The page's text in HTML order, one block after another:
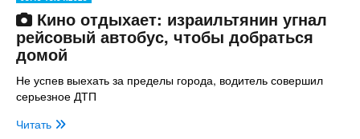
Кино отдыхает: израильтянин угнал
рейсовый автобус, чтобы добраться
домой
Не успев выехать за пределы города, водитель совершил
серьезное ДТП
Читать